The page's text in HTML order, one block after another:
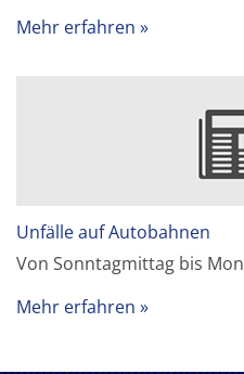
Mehr erfahren
Unfälle auf Autobahnen
Von Sonntagmittag bis
Mehr erfahren